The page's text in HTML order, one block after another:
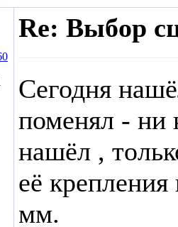
Re: Выбор
Сегодня
поменял - ни
нашёл ,
её
мм.